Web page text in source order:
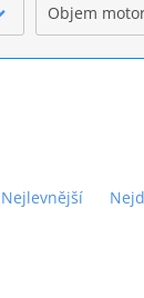
Objem
Nejlevnější